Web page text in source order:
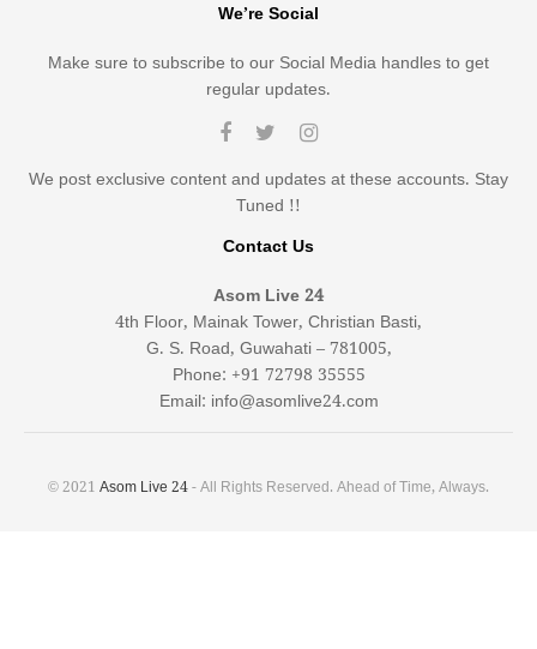
We’re Social
Make sure to subscribe to our Social Media handles to get
regular updates.
We post exclusive content and updates at these accounts. Stay
Tuned !!
Contact Us
Asom Live 24
4th Floor, Mainak Tower, Christian Basti,
G. S. Road, Guwahati – 781005,
Phone: +91 72798 35555
Email: info@asomlive24.com
© 2021 Asom Live 24- All Rights Reserved. Ahead of Time, Always.